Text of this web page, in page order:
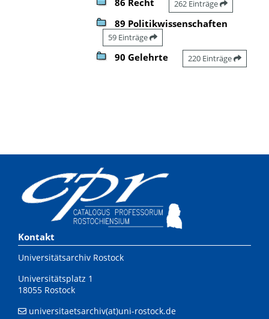
262 Einträge
89 Politikwissenschaften
59 Einträge
90 Gelehrte 220 Einträge
Kontakt
Universitätsarchiv Rostock
Universitätsplatz 1
18055 Rostock
universitaetsarchiv(at)uni-rostock.de